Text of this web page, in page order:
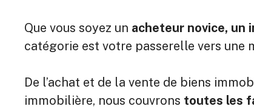
Que vous soyez un acheteur novice, un
catégorie est votre passerelle vers une
De l’achat et de la vente de biens
immobilière, nous couvrons toutes les